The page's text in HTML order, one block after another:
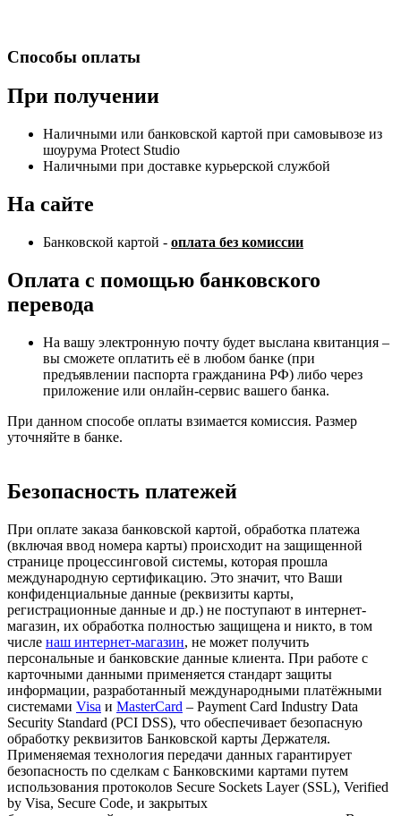
Способы оплаты
При получении
Наличными или банковской картой при самовывозе из
шоурума Protect Studio
Наличными при доставке курьерской службой
На сайте
Банковской картой - оплата без комиссии
Оплата с помощью банковского
перевода
На вашу электронную почту будет выслана квитанция –
вы сможете оплатить её в любом банке (при
предъявлении паспорта гражданина РФ) либо через
приложение или онлайн-сервис вашего банка.
При данном способе оплаты взимается комиссия. Размер
уточняйте в банке.
Безопасность платежей
При оплате заказа банковской картой, обработка платежа
(включая ввод номера карты) происходит на защищенной
странице процессинговой системы, которая прошла
международную сертификацию. Это значит, что Ваши
конфиденциальные данные (реквизиты карты,
регистрационные данные и др.) не поступают в интернет-
магазин, их обработка полностью защищена и никто, в том
числе наш интернет-магазин, не может получить
персональные и банковские данные клиента. При работе с
карточными данными применяется стандарт защиты
информации, разработанный международными платёжными
системами Visa и MasterCard – Payment Card Industry Data
Security Standard (PCI DSS), что обеспечивает безопасную
обработку реквизитов Банковской карты Держателя.
Применяемая технология передачи данных гарантирует
безопасность по сделкам с Банковскими картами путем
использования протоколов Secure Sockets Layer (SSL), Verified
by Visa, Secure Code, и закрытых